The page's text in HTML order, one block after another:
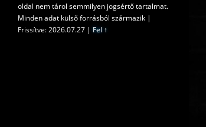
oldal nem tárol semmilyen jogsértő tartalmat.
Minden adat külső forrásból származik |
Frissítve: 2026.07.27 | Fel ↑